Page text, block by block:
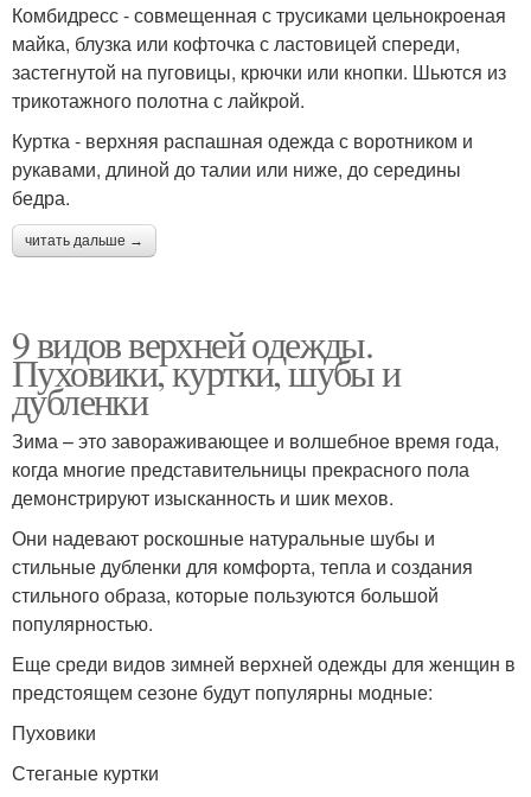
Комбидресс - совмещенная с трусиками цельнокроеная
майка, блузка или кофточка с ластовицей спереди,
застегнутой на пуговицы, крючки или кнопки. Шьются из
трикотажного полотна с лайкрой.
Куртка - верхняя распашная одежда с воротником и
рукавами, длиной до талии или ниже, до середины
бедра.
читать дальше →
9 видов верхней одежды.
Пуховики, куртки, шубы и
дубленки
Зима – это завораживающее и волшебное время года,
когда многие представительницы прекрасного пола
демонстрируют изысканность и шик мехов.
Они надевают роскошные натуральные шубы и
стильные дубленки для комфорта, тепла и создания
стильного образа, которые пользуются большой
популярностью.
Еще среди видов зимней верхней одежды для женщин в
предстоящем сезоне будут популярны модные:
Пуховики
Стеганые куртки